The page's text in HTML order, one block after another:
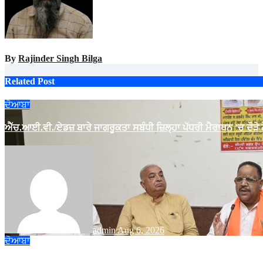
By Rajinder Singh Bilga
Related Post
ਦੋਆਬਾ
ਐੱਚ.ਆਈ.ਵੀ./ਏਡਜ਼ ਬਾਰੇ ਜਾਗਰੂਕਤਾ ਸਬੰਧੀ ਜ਼ਿਲ੍ਹਾ ਪੱਧਰੀ ਮੈਰਾਥਨ ’ਚ ਦੌੜੇ
adminAug 6, 2026
ਦੋਆਬਾ